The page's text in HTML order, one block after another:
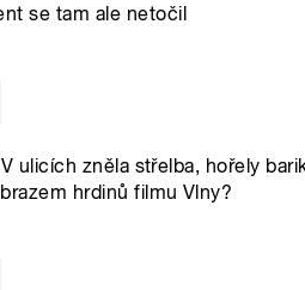
se tam ale netočil
ulicích zněla střelba, hořely
hrdinů filmu Vlny?